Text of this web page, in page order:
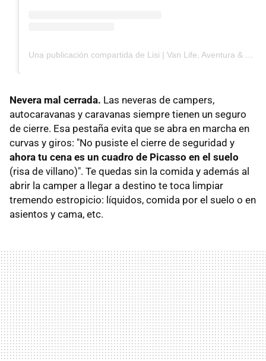
Una publicación compartida de Lisi | Van Life, Aventura & Viajes 📸 (@by.lisi)
Nevera mal cerrada. Las neveras de campers,
autocaravanas y caravanas siempre tienen un seguro
de cierre. Esa pestaña evita que se abra en marcha en
curvas y giros: "No pusiste el cierre de seguridad y
ahora tu cena es un cuadro de Picasso en el suelo
(risa de villano)". Te quedas sin la comida y además al
abrir la camper a llegar a destino te toca limpiar
tremendo estropicio: líquidos, comida por el suelo o en
asientos y cama, etc.